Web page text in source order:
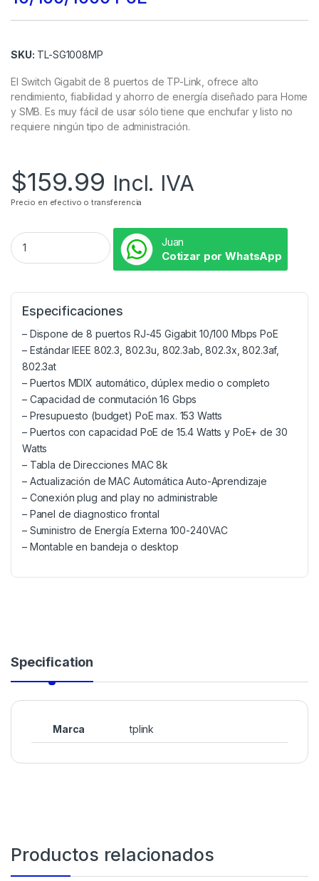
SKU: TL-SG1008MP
El Switch Gigabit de 8 puertos de TP-Link, ofrece alto
rendimiento, fiabilidad y ahorro de energía diseñado para Home
y SMB. Es muy fácil de usar sólo tiene que enchufar y listo no
requiere ningún tipo de administración.
$159.99 Incl. IVA
Precio en efectivo o transferencia
Juan
Cotizar por WhatsApp
Especificaciones
– Dispone de 8 puertos RJ-45 Gigabit 10/100 Mbps PoE
– Estándar IEEE 802.3, 802.3u, 802.3ab, 802.3x, 802.3af,
802.3at
– Puertos MDIX automático, dúplex medio o completo
– Capacidad de conmutación 16 Gbps
– Presupuesto (budget) PoE max. 153 Watts
– Puertos con capacidad PoE de 15.4 Watts y PoE+ de 30
Watts
– Tabla de Direcciones MAC 8k
– Actualización de MAC Automática Auto-Aprendizaje
– Conexión plug and play no administrable
– Panel de diagnostico frontal
– Suministro de Energía Externa 100-240VAC
– Montable en bandeja o desktop
Specification
Marca tplink
Productos relacionados